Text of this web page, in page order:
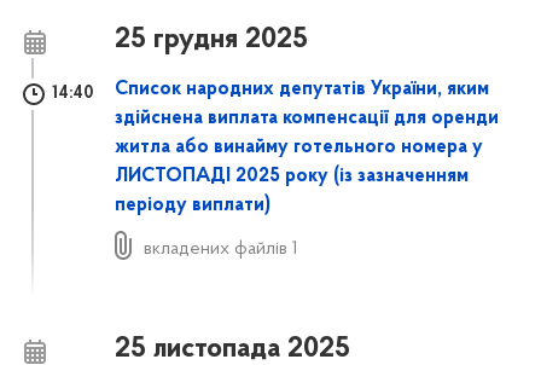
25 грудня 2025
14:40
Список народних депутатів України, яким
здійснена виплата компенсації для оренди
житла або винайму готельного номера у
ЛИСТОПАДІ 2025 року (із зазначенням
періоду виплати)
вкладених файлів 1
25 листопада 2025